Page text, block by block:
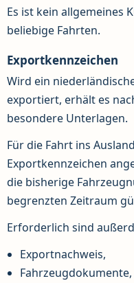
Es ist kein allgemeines
beliebige Fahrten.
Exportkennzeichen
Wird ein
exportiert, erhält es
besondere Unterlagen.
Für die Fahrt ins
Exportkennzeichen
die bisherige
begrenzten Zeitraum
Erforderlich sind
Exportnachweis,
Fahrzeugdokumente,